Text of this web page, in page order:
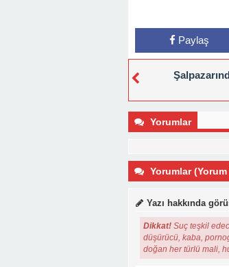
Paylaş
Yorumlar
Yorumlar (Yorum
Yazı hakkında
Dikkat! Suç teşkil
düşürücü, kaba,
doğan her türlü mali,